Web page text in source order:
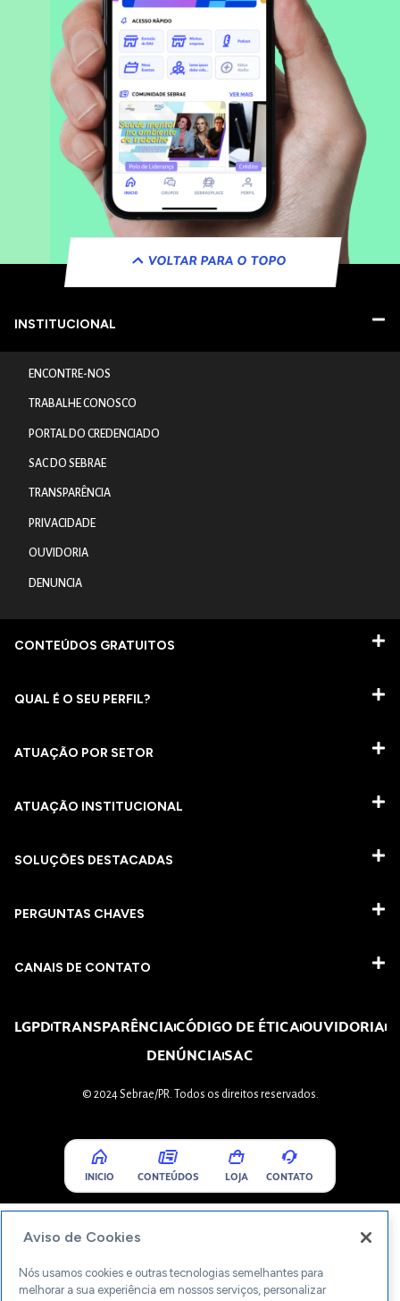
VOLTAR PARA O TOPO
INSTITUCIONAL
ENCONTRE-NOS
TRABALHE CONOSCO
PORTAL DO CREDENCIADO
SAC DO SEBRAE
TRANSPARÊNCIA
PRIVACIDADE
OUVIDORIA
DENUNCIA
CONTEÚDOS GRATUITOS
QUAL É O SEU PERFIL?
ATUAÇÃO POR SETOR
ATUAÇÃO INSTITUCIONAL
SOLUÇÕES DESTACADAS
PERGUNTAS CHAVES​
CANAIS DE CONTATO
LGPDTRANSPARÊNCIACÓDIGO DE ÉTICAOUVIDORIA
DENÚNCIASAC
© 2024 Sebrae/PR. Todos os direitos reservados.
INICIO CONTEÚDOS LOJA CONTATO
Aviso de Cookies
Nós usamos cookies e outras tecnologias semelhantes para
melhorar a sua experiência em nossos serviços, personalizar